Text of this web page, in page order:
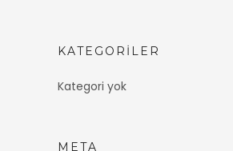
KATEGORILER
Kategori yok
META